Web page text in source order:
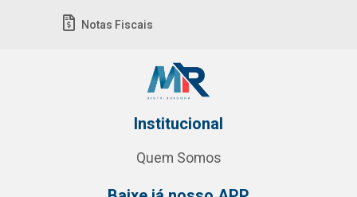
Notas Fiscais
Institucional
Quem Somos